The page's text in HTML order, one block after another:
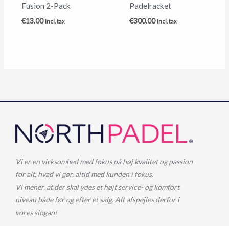
Fusion 2-Pack
€13.00 Incl. tax
Padelracket
€300.00 Incl. tax
Vi er en virksomhed med fokus på høj kvalitet og passion
for alt, hvad vi gør, altid med kunden i fokus.
Vi mener, at der skal ydes et højt service- og komfort
niveau både før og efter et salg. Alt afspejles derfor i
vores slogan!